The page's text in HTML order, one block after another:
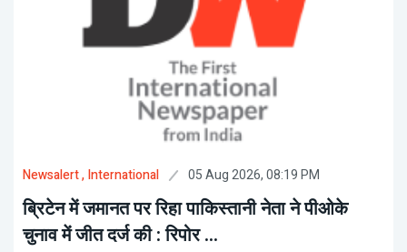
Newsalert, International 05 Aug 2026, 08:19 PM
ब्रिटेन में जमानत पर रिहा पाकिस्तानी नेता ने पीओके
चुनाव में जीत दर्ज की : रिपोर ...